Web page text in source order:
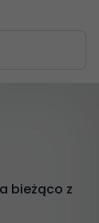
bieżąco z